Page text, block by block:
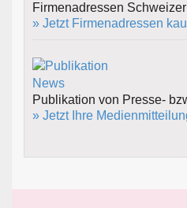
Firmenadressen
» Jetzt Firmenadressen
Publikation von Presse-
» Jetzt Ihre